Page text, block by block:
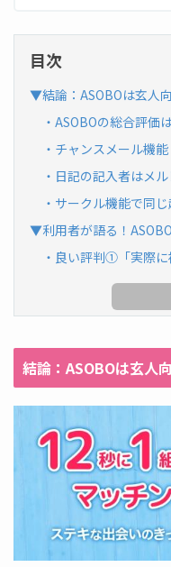
目次
▼結論：ASOBOは玄人
・ASOBOの総合評価
・チャンスメール機能
・日記の記入者はメ
・サークル機能で同じ
▼利用者が語る！
・良い評判①「実際に
結論：ASOBOは玄人